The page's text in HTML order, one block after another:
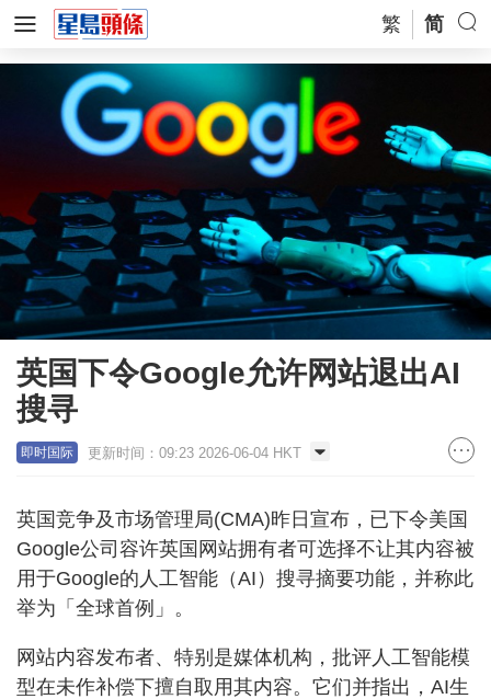
繁 简
英国下令Google允许网站退出AI
搜寻
即时国际 更新时间：09:23 2026-06-04 HKT
英国竞争及市场管理局(CMA)昨日宣布，已下令美国
Google公司容许英国网站拥有者可选择不让其内容被
用于Google的人工智能（AI）搜寻摘要功能，并称此
举为「全球首例」。
网站内容发布者、特别是媒体机构，批评人工智能模
型在未作补偿下擅自取用其内容。它们并指出，AI生